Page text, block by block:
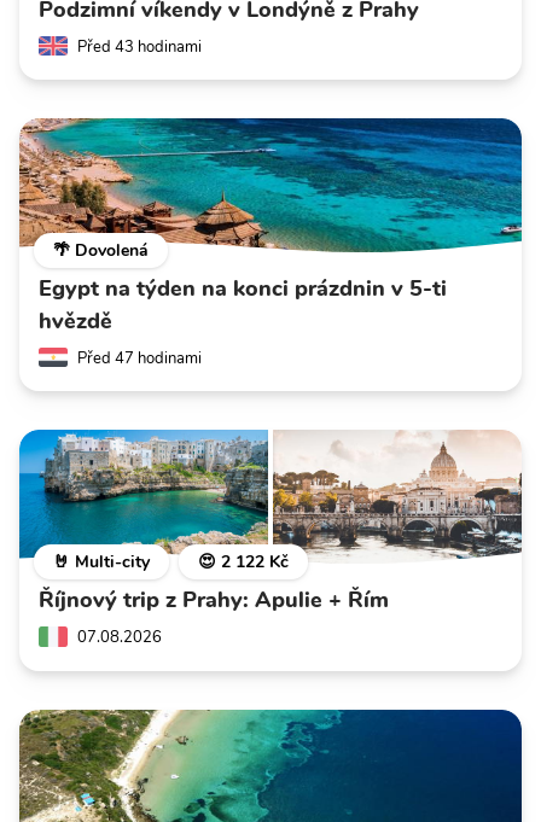
Podzimní víkendy v Londýně z Prahy
Před 43 hodinami
🌴 Dovolená
Egypt na týden na konci prázdnin v 5-ti
hvězdě
Před 47 hodinami
🤘 Multi-city 😍 2 122 Kč
Říjnový trip z Prahy: Apulie + Řím
07.08.2026